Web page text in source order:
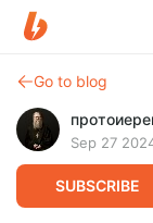
Go to blog
Sep 27
SUBSCRIBE